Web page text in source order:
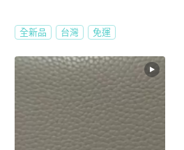
全新品 台灣 免運